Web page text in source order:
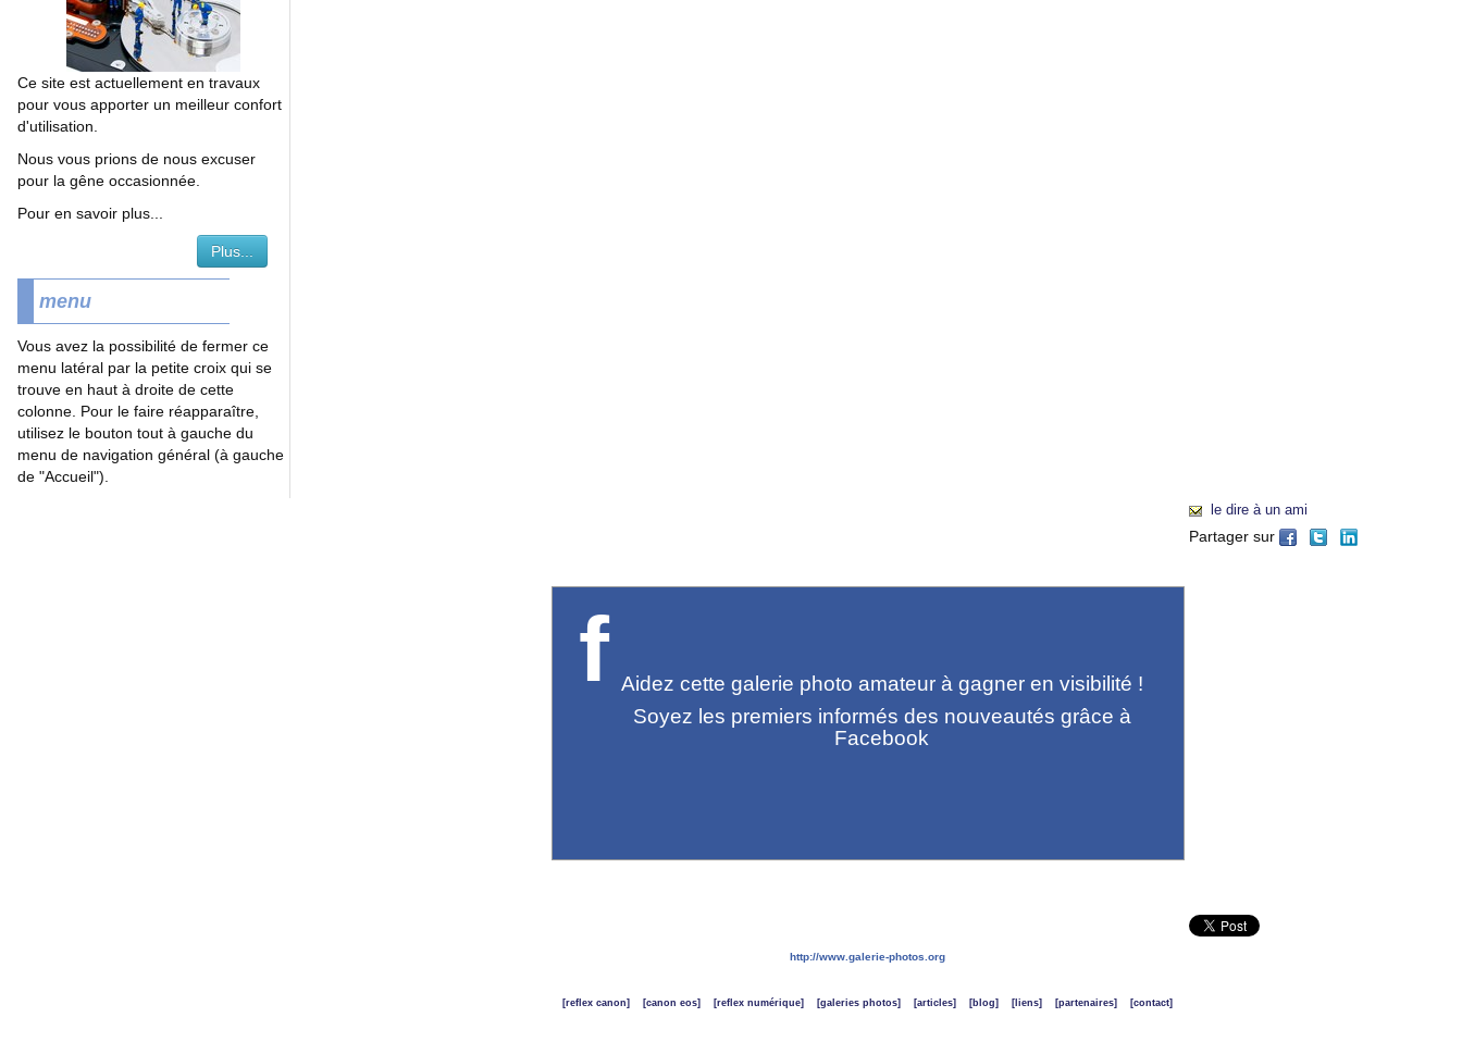
Ce site est actuellement en travaux
pour vous apporter un meilleur confort
d'utilisation.
Nous vous prions de nous excuser
pour la gêne occasionnée.
Pour en savoir plus...
Plus...
menu
Vous avez la possibilité de fermer ce
menu latéral par la petite croix qui se
trouve en haut à droite de cette
colonne. Pour le faire réapparaître,
utilisez le bouton tout à gauche du
menu de navigation général (à gauche
de "Accueil").
le dire à un ami
Partager sur
f Aidez cette galerie photo amateur à gagner en visibilité !
Soyez les premiers informés des nouveautés grâce à
Facebook
http://www.galerie-photos.org
[reflex canon] [canon eos] [reflex numérique] [galeries photos] [articles] [blog] [liens] [partenaires] [contact]